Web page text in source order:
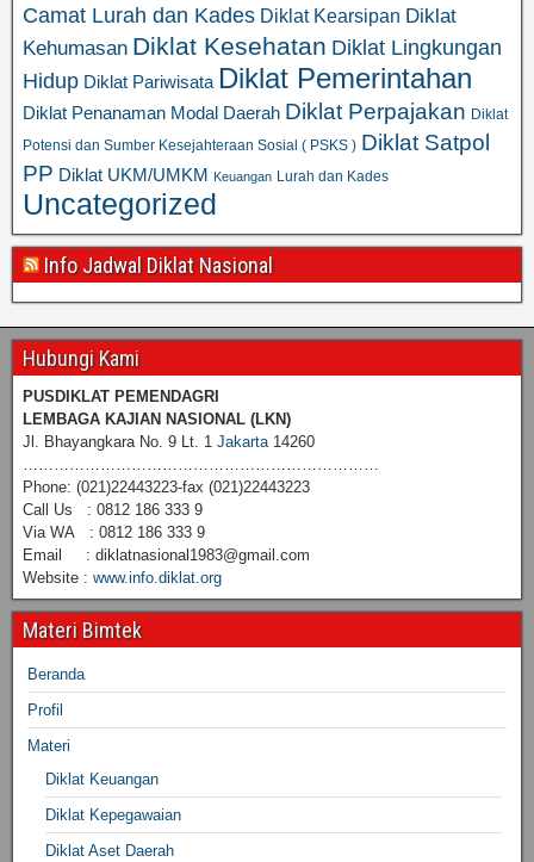
Camat Lurah dan Kades Diklat Kearsipan Diklat
Kehumasan Diklat Kesehatan Diklat Lingkungan
Hidup Diklat Pariwisata Diklat Pemerintahan
Diklat Penanaman Modal Daerah Diklat Perpajakan Diklat
Potensi dan Sumber Kesejahteraan Sosial ( PSKS ) Diklat Satpol
PP Diklat UKM/UMKM Keuangan Lurah dan Kades
Uncategorized
Info Jadwal Diklat Nasional
Hubungi Kami
PUSDIKLAT PEMENDAGRI
LEMBAGA KAJIAN NASIONAL (LKN)
Jl. Bhayangkara No. 9 Lt. 1 Jakarta14260
……………………………………………………………
Phone: (021)22443223-fax (021)22443223
Call Us : 0812 186 333 9
Via WA : 0812 186 333 9
Email : diklatnasional1983@gmail.com
Website : www.info.diklat.org
Materi Bimtek
Beranda
Profil
Materi
Diklat Keuangan
Diklat Kepegawaian
Diklat Aset Daerah